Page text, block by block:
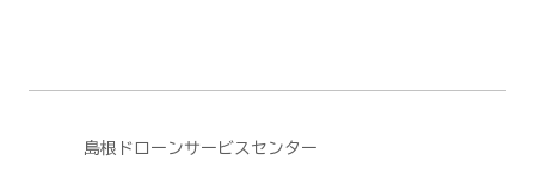
島根ドローンサービスセンター